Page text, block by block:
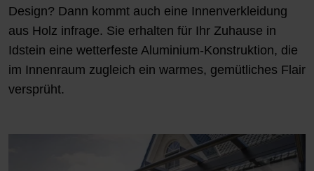
Design? Dann kommt auch eine Innenverkleidung
aus Holz infrage. Sie erhalten für Ihr Zuhause in
Idstein eine wetterfeste Aluminium-Konstruktion, die
im Innenraum zugleich ein warmes, gemütliches Flair
versprüht.